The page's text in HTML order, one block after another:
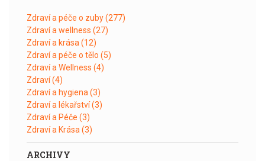
Zdraví a péče o zuby(277)
Zdraví a wellness (27)
Zdraví a krása (12)
Zdraví a péče o tělo (5)
Zdraví a Wellness (4)
Zdraví(4)
Zdraví a hygiena (3)
Zdraví a lékařství(3)
Zdraví a Péče (3)
Zdraví a Krása (3)
ARCHIVY